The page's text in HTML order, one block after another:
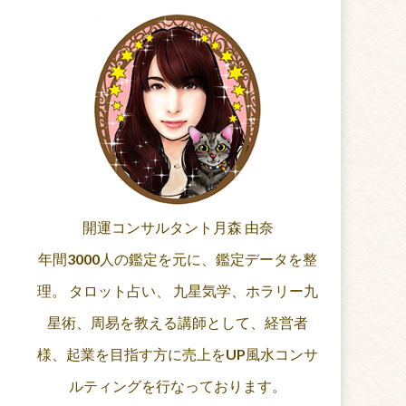
開運コンサルタント月森 由奈
年間3000人の鑑定を元に、鑑定データを整
理。 タロット占い、 九星気学、ホラリー九
星術、周易を教える講師として、経営者
様、起業を目指す方に売上をUP風水コンサ
ルティングを行なっております。